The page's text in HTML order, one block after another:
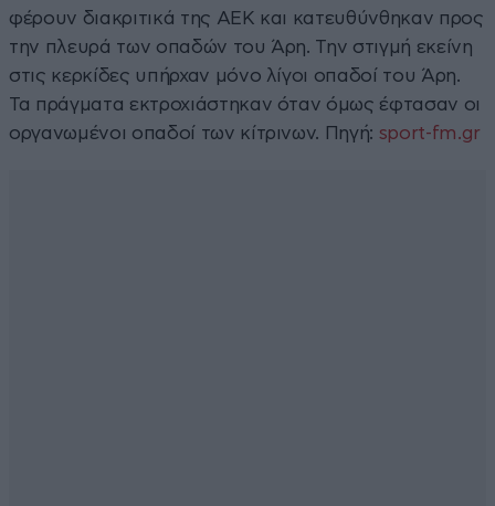
φέρουν διακριτικά της ΑΕΚ και κατευθύνθηκαν προς
την πλευρά των οπαδών του Άρη. Την στιγμή εκείνη
στις κερκίδες υπήρχαν μόνο λίγοι οπαδοί του Άρη.
Τα πράγματα εκτροχιάστηκαν όταν όμως έφτασαν οι
οργανωμένοι οπαδοί των κίτρινων. Πηγή: sport-fm.gr